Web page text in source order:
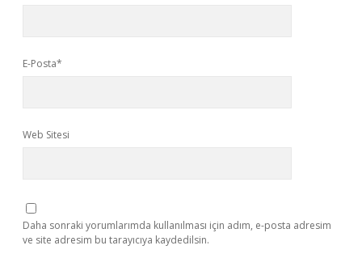
E-Posta*
Web Sitesi
Daha sonraki yorumlarımda kullanılması için adım, e-posta adresim
ve site adresim bu tarayıcıya kaydedilsin.